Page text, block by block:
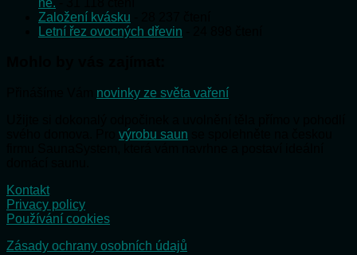
Založení kvásku
Letní řez ovocných dřevin
novinky ze světa vaření
výrobu saun
Kontakt
Privacy policy
Používání cookies
Zásady ochrany osobních údajů